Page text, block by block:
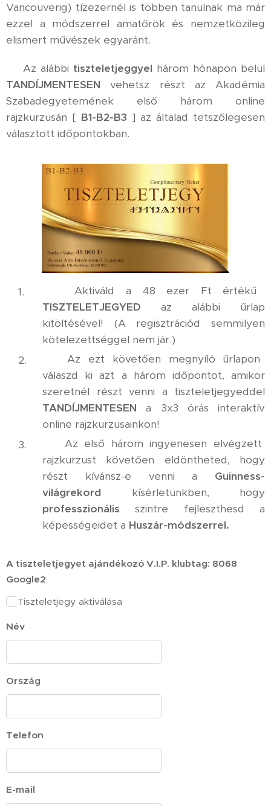
Vancouverig) tízezernél is többen tanulnak ma már
ezzel a módszerrel amatőrök és nemzetközileg
elismert művészek egyaránt.
⚜️ Az alábbi tiszteletjeggyel három hónapon belül
TANDÍJMENTESENvehetsz részt az Akadémia
Szabadegyetemének első három online
rajzkurzusán [ B1-B2-B3 ] az általad tetszőlegesen
választott időpontokban.
✅ Aktiváld a 48 ezer Ft értékű
TISZTELETJEGYED az alábbi űrlap
kitöltésével! (A regisztrációd semmilyen
kötelezettséggel nem jár.)
✅ Az ezt követően megnyíló űrlapon
válaszd ki azt a három időpontot, amikor
szeretnél részt venni a tiszteletjegyeddel
TANDÍJMENTESEN a 3x3 órás interaktív
online rajzkurzusainkon!
✅ Az első három ingyenesen elvégzett
rajzkurzust követően eldöntheted, hogy
részt kívánsz-e venni a Guinness-
világrekord kísérletünkben, hogy
professzionális szintre fejleszthesd a
képességeidet a Huszár-módszerrel.
A tiszteletjegyet ajándékozó V.I.P. klubtag: 8068
Google2
Tiszteletjegy aktiválása
Név
Ország
Telefon
E-mail